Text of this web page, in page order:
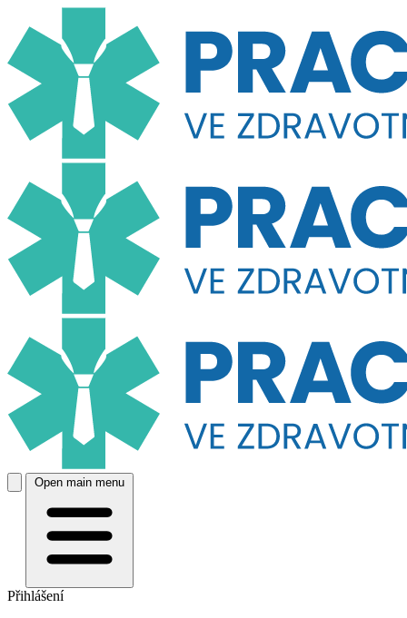
Open main menu
Přihlášení